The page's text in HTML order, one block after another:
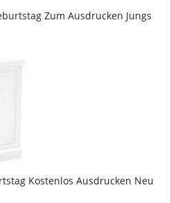
Zum Ausdrucken Jungs
Kostenlos Ausdrucken Neu